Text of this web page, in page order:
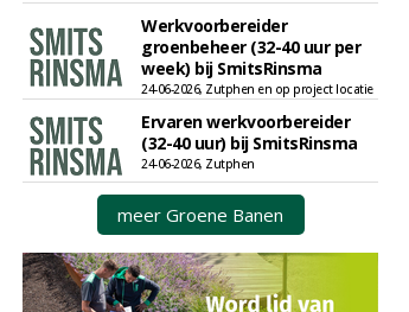
Werkvoorbereider
groenbeheer (32-40 uur per
week) bij SmitsRinsma
24-06-2026, Zutphen en op project locatie
Ervaren werkvoorbereider
(32-40 uur) bij SmitsRinsma
24-06-2026, Zutphen
meer Groene Banen